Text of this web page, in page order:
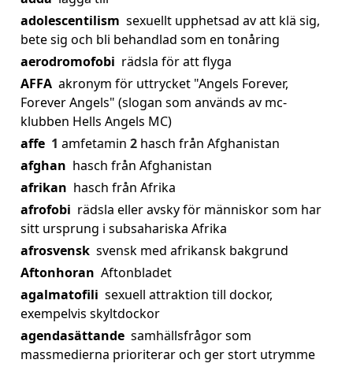
adolescentilism sexuellt upphetsad av att klä sig,
bete sig och bli behandlad som en tonåring
aerodromofobi rädsla för att flyga
AFFA akronym för uttrycket "Angels Forever,
Forever Angels" (slogan som används av mc-
klubben Hells Angels MC)
affe 1 amfetamin 2 hasch från Afghanistan
afghan hasch från Afghanistan
afrikan hasch från Afrika
afrofobi rädsla eller avsky för människor som har
sitt ursprung i subsahariska Afrika
afrosvensk svensk med afrikansk bakgrund
Aftonhoran Aftonbladet
agalmatofili sexuell attraktion till dockor,
exempelvis skyltdockor
agendasättande samhällsfrågor som
massmedierna prioriterar och ger stort utrymme